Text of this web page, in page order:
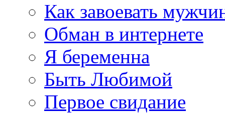
Как завоевать
Обман в интернете
Я беременна
Быть Любимой
Первое свидание